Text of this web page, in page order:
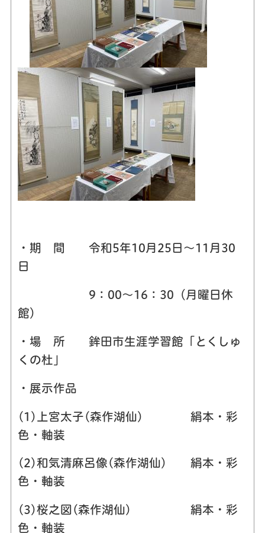
・期 間 令和5年10月25日～11月30
日
9：00～16：30（月曜日休
館）
・場 所 鉾田市生涯学習館「とくしゅ
くの杜」
・展示作品
(1)上宮太子(森作湖仙) 絹本・彩
色・軸装
(2)和気清麻呂像(森作湖仙) 絹本・彩
色・軸装
(3)桜之図(森作湖仙) 絹本・彩
色・軸装